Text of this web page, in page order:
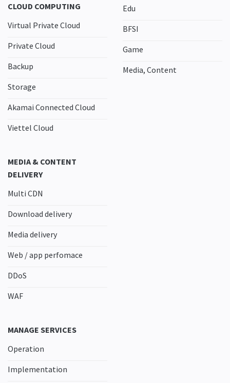
CLOUD COMPUTING
Virtual Private Cloud
Private Cloud
Backup
Storage
Akamai Connected Cloud
Viettel Cloud
MEDIA & CONTENT
DELIVERY
Multi CDN
Download delivery
Media delivery
Web / app perfomace
DDoS
WAF
MANAGE SERVICES
Operation
Implementation
Edu
BFSI
Game
Media, Content